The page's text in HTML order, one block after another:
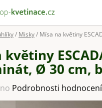
/ Misky/ Mísa na květiny
Ø 30 cm,
Podrobnosti hodnocení